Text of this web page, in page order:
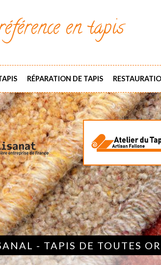
en tapis
RÉPARATION DE TAPIS
- TAPIS DE TOUTES